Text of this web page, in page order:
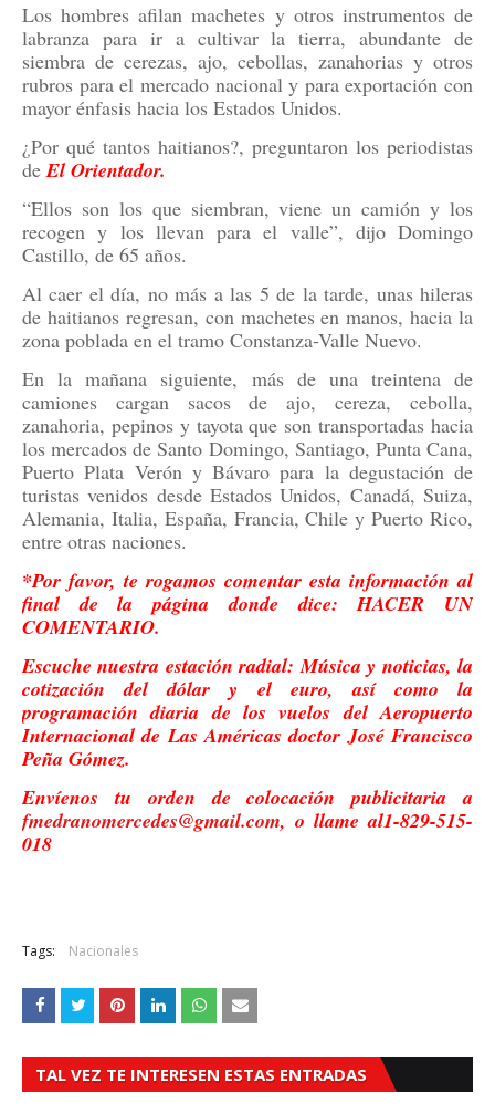
Los hombres afilan machetes y otros instrumentos de
labranza para ir a cultivar la tierra, abundante de
siembra de cerezas, ajo, cebollas, zanahorias y otros
rubros para el mercado nacional y para exportación con
mayor énfasis hacia los Estados Unidos.
¿Por qué tantos haitianos?, preguntaron los periodistas
deEl Orientador.
“Ellos son los que siembran, viene un camión y los
recogen y los llevan para el valle”, dijo Domingo
Castillo, de 65 años.
Al caer el día, no más a las 5 de la tarde, unas hileras
de haitianos regresan, con machetes en manos, hacia la
zona poblada en el tramo Constanza-Valle Nuevo.
En la mañana siguiente, más de una treintena de
camiones cargan sacos de ajo, cereza, cebolla,
zanahoria, pepinos y tayota que son transportadas hacia
los mercados de Santo Domingo, Santiago, Punta Cana,
Puerto Plata Verón y Bávaro para la degustación de
turistas venidos desde Estados Unidos, Canadá, Suiza,
Alemania, Italia, España, Francia, Chile y Puerto Rico,
entre otras naciones.
*Por favor, te rogamos comentar esta información al
final de la página donde dice: HACER UN
COMENTARIO.
Escuche nuestra estación radial: Música y noticias, la
cotización del dólar y el euro, así como la
programación diaria de los vuelos del Aeropuerto
Internacional de Las Américas doctor José Francisco
Peña Gómez.
Envíenos tu orden de colocación publicitaria a
fmedranomercedes@gmail.com, o llame al1-829-515-
018
Tags: Nacionales
TAL VEZ TE INTERESEN ESTAS ENTRADAS